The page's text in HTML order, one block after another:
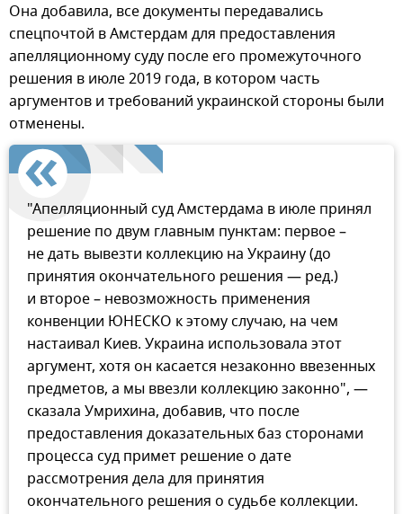
Она добавила, все документы передавались
спецпочтой в Амстердам для предоставления
апелляционному суду после его промежуточного
решения в июле 2019 года, в котором часть
аргументов и требований украинской стороны были
отменены.
"Апелляционный суд Амстердама в июле принял
решение по двум главным пунктам: первое –
не дать вывезти коллекцию на Украину (до
принятия окончательного решения — ред.)
и второе – невозможность применения
конвенции ЮНЕСКО к этому случаю, на чем
настаивал Киев. Украина использовала этот
аргумент, хотя он касается незаконно ввезенных
предметов, а мы ввезли коллекцию законно", —
сказала Умрихина, добавив, что после
предоставления доказательных баз сторонами
процесса суд примет решение о дате
рассмотрения дела для принятия
окончательного решения о судьбе коллекции.